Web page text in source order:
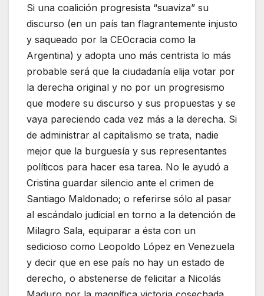
Si una coalición progresista “suaviza” su
discurso (en un país tan flagrantemente injusto
y saqueado por la CEOcracia como la
Argentina) y adopta uno más centrista lo más
probable será que la ciudadanía elija votar por
la derecha original y no por un progresismo
que modere su discurso y sus propuestas y se
vaya pareciendo cada vez más a la derecha. Si
de administrar al capitalismo se trata, nadie
mejor que la burguesía y sus representantes
políticos para hacer esa tarea. No le ayudó a
Cristina guardar silencio ante el crimen de
Santiago Maldonado; o referirse sólo al pasar
al escándalo judicial en torno a la detención de
Milagro Sala, equiparar a ésta con un
sedicioso como Leopoldo López en Venezuela
y decir que en ese país no hay un estado de
derecho, o abstenerse de felicitar a Nicolás